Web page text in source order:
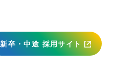
新卒・中途 採用サイト